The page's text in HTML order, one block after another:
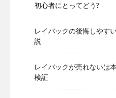
初心者にとってどう?
レイバックの後悔しやす
説
レイバックが売れないは
検証